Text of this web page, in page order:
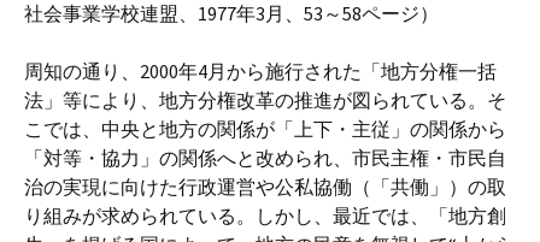
社会事業学校連盟、1977年3月、53～58ページ）
周知の通り、2000年4月から施行された「地方分権一括
法」等により、地方分権改革の推進が図られている。そ
こでは、中央と地方の関係が「上下・主従」の関係から
「対等・協力」の関係へと改められ、市民主権・市民自
治の実現に向けた行政運営や公私協働（「共働」）の取
り組みが求められている。しかし、最近では、「地方創